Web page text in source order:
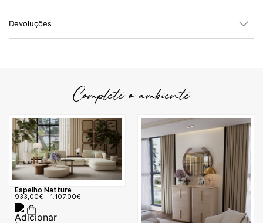
Devoluções
Complete o ambiente
Espelho Natture
933,00€ – 1.107,00€